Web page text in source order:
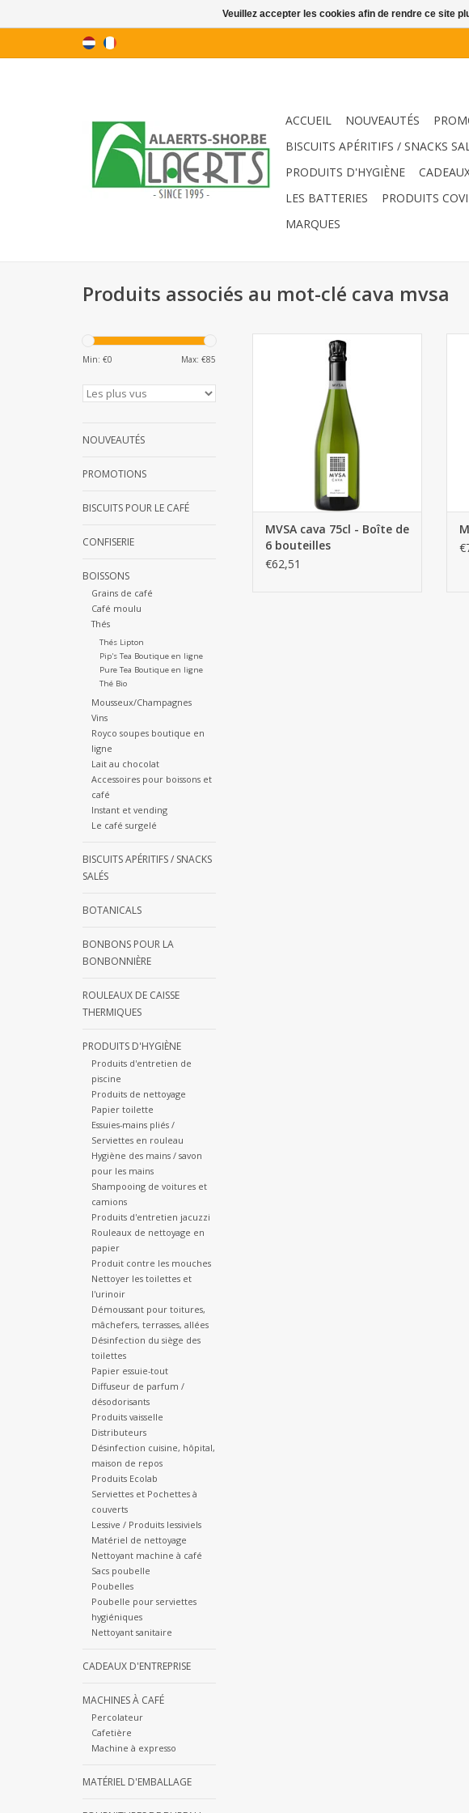
ACCUEIL NOUVEAUTÉS
BISCUITS APÉRITIFS / SNACKS
PRODUITS D'HYGIÈNE
LES BATTERIES
PRODUITS
MARQUES
Produits associés au mot-clé cava mvsa
Min: €0 Max: €85
NOUVEAUTÉS
PROMOTIONS
BISCUITS POUR LE CAFÉ
CONFISERIE
BOISSONS
Grains de café
Café moulu
Thés
Thés Lipton
Pip's Tea Boutique en ligne
Pure Tea Boutique en ligne
Thé Bio
Mousseux/Champagnes
Vins
Royco soupes boutique en
ligne
Lait au chocolat
Accessoires pour boissons et
café
Instant et vending
Le café surgelé
BISCUITS APÉRITIFS / SNACKS
SALÉS
BOTANICALS
BONBONS POUR LA
BONBONNIÈRE
ROULEAUX DE CAISSE
THERMIQUES
PRODUITS D'HYGIÈNE
Produits d'entretien de
piscine
Produits de nettoyage
Papier toilette
Essuies-mains pliés /
Serviettes en rouleau
Hygiène des mains / savon
pour les mains
Shampooing de voitures et
camions
Produits d'entretien jacuzzi
Rouleaux de nettoyage en
papier
Produit contre les mouches
Nettoyer les toilettes et
l'urinoir
Démoussant pour toitures,
mâchefers, terrasses, allées
Désinfection du siège des
toilettes
Papier essuie-tout
Diffuseur de parfum /
désodorisants
Produits vaisselle
Distributeurs
Désinfection cuisine, hôpital,
maison de repos
Produits Ecolab
Serviettes et Pochettes à
couverts
Lessive / Produits lessiviels
Matériel de nettoyage
Nettoyant machine à café
Sacs poubelle
Poubelles
Poubelle pour serviettes
hygiéniques
Nettoyant sanitaire
CADEAUX D'ENTREPRISE
MACHINES À CAFÉ
Percolateur
Cafetière
Machine à expresso
MATÉRIEL D'EMBALLAGE
MVSA cava 75cl - Boîte de 6
bouteilles
AJOUTER AU PANIER
MVSA cava 75cl - Boîte de
6 bouteilles
€62,51
Veuillez accepter les cookies afin de rendre ce site